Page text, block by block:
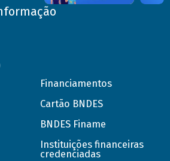
Financiamentos
Cartão BNDES
BNDES Finame
Instituições financeiras
credenciadas